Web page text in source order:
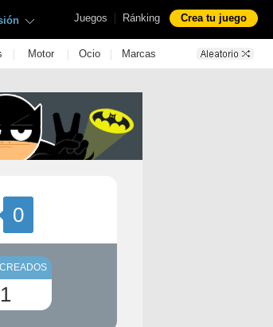
Juegos | Ránking Crea tu juego
| Motor | Ocio | Marcas
0
1